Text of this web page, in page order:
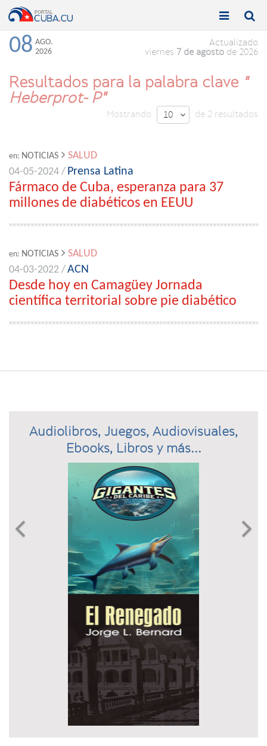
Toggle

Toggle

08 AGO.
2026
Actualizado
viernes 7 de agosto de 2026
Resultados para la palabra clave "
Heberprot- P"
Mostrando 10  de 2 resultados
en: NOTICIAS
SALUD
04-05-2024 / Prensa Latina
Fármaco de Cuba, esperanza para 37
millones de diabéticos en EEUU
en: NOTICIAS
SALUD
04-03-2022 /ACN
Desde hoy en Camagüey Jornada
científica territorial sobre pie diabético
Audiolibros, Juegos, Audiovisuales,
Ebooks, Libros y más...
Previous 